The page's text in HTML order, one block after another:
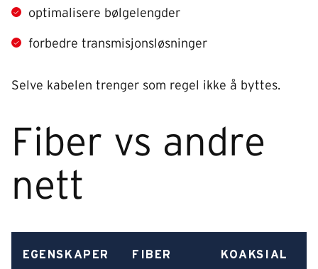
optimalisere bølgelengder
forbedre transmisjonsløsninger
Selve kabelen trenger som regel ikke å byttes.
Fiber vs andre
nett
EGENSKAPER FIBER KOAKSIAL